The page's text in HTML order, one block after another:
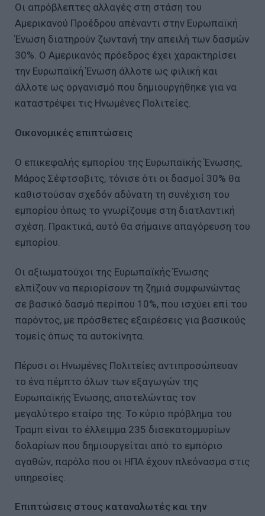
Οι απρόβλεπτες αλλαγές στη στάση του
Αμερικανού Προέδρου απέναντι στην Ευρωπαϊκή
Ένωση διατηρούν ζωντανή την απειλή των δασμών
30%. Ο Αμερικανός πρόεδρος έχει χαρακτηρίσει
την Ευρωπαϊκή Ένωση άλλοτε ως φιλική και
άλλοτε ως οργανισμό που δημιουργήθηκε για να
καταστρέψει τις Ηνωμένες Πολιτείες.
Οικονομικές επιπτώσεις
Ο επικεφαλής εμπορίου της Ευρωπαϊκής Ένωσης,
Μάρος Σέφτσοβιτς, τόνισε ότι οι δασμοί 30% θα
καθιστούσαν σχεδόν αδύνατη τη συνέχιση του
εμπορίου όπως το γνωρίζουμε στη διατλαντική
σχέση. Πρακτικά, αυτό θα σήμαινε απαγόρευση του
εμπορίου.
Οι αξιωματούχοι της Ευρωπαϊκής Ένωσης
ελπίζουν να περιορίσουν τη ζημιά συμφωνώντας
σε βασικό δασμό περίπου 10%, που ισχύει επί του
παρόντος, με πρόσθετες εξαιρέσεις για βασικούς
τομείς όπως τα αυτοκίνητα.
Πέρυσι οι Ηνωμένες Πολιτείες αντιπροσώπευαν
το ένα πέμπτο όλων των εξαγωγών της
Ευρωπαϊκής Ένωσης, αποτελώντας τον
μεγαλύτερο εταίρο της. Το κύριο πρόβλημα του
Τραμπ είναι το έλλειμμα 235 δισεκατομμυρίων
δολαρίων που δημιουργείται από το εμπόριο
αγαθών, παρόλο που οι ΗΠΑ έχουν πλεόνασμα στις
υπηρεσίες.
Επιπτώσεις στους καταναλωτές και την